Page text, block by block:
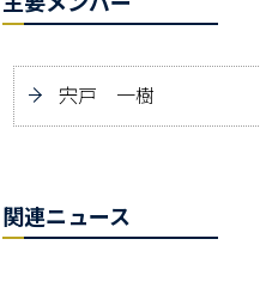
宍戸 一樹
関連ニュース